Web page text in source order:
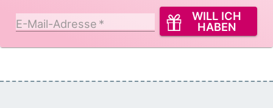
E-Mail-Adresse *
WILL ICH
HABEN